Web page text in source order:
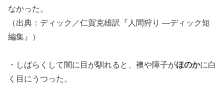
なかった。
（出典：ディック／仁賀克雄訳『人間狩り ―ディック短
編集』）
・しばらくして闇に目が馴れると、襖や障子がほのかに白
く目にうつった。